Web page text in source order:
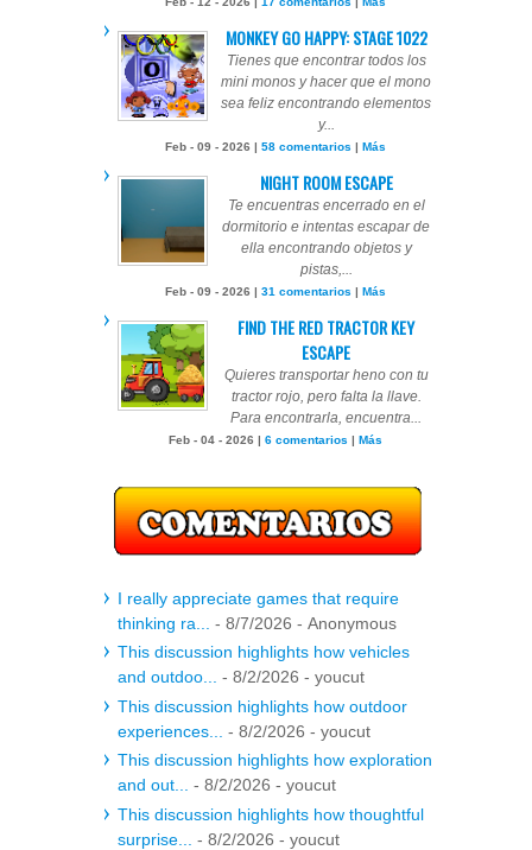
MONKEY GO HAPPY: STAGE 1022
Tienes que encontrar todos los
mini monos y hacer que el mono
sea feliz encontrando elementos
y...
Feb - 09 - 2026 | 58 comentarios | Más
NIGHT ROOM ESCAPE
Te encuentras encerrado en el
dormitorio e intentas escapar de
ella encontrando objetos y
pistas,...
Feb - 09 - 2026 | 31 comentarios | Más
FIND THE RED TRACTOR KEY
ESCAPE
Quieres transportar heno con tu
tractor rojo, pero falta la llave.
Para encontrarla, encuentra...
Feb - 04 - 2026 | 6 comentarios | Más
I really appreciate games that require
thinking ra...
- 8/7/2026 - Anonymous
This discussion highlights how vehicles
and outdoo... - 8/2/2026 - youcut
This discussion highlights how outdoor
experiences...
- 8/2/2026 - youcut
This discussion highlights how exploration
and out... - 8/2/2026 - youcut
This discussion highlights how thoughtful
surprise...
- 8/2/2026 - youcut